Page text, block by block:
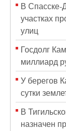
В Спасске-
участках
улиц
Госдолг
миллиард
У берегов
сутки
В
назначен